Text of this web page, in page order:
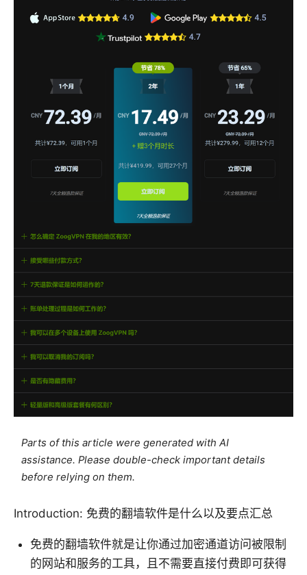
Parts of this article were generated with AI
assistance. Please double-check important details
before relying on them.
Introduction: 免费的翻墙软件是什么以及要点汇总
免费的翻墙软件就是让你通过加密通道访问被限制
的网站和服务的工具，且不需要直接付费即可获得